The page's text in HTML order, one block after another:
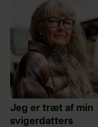
Jeg er træt af min
svigerdatters